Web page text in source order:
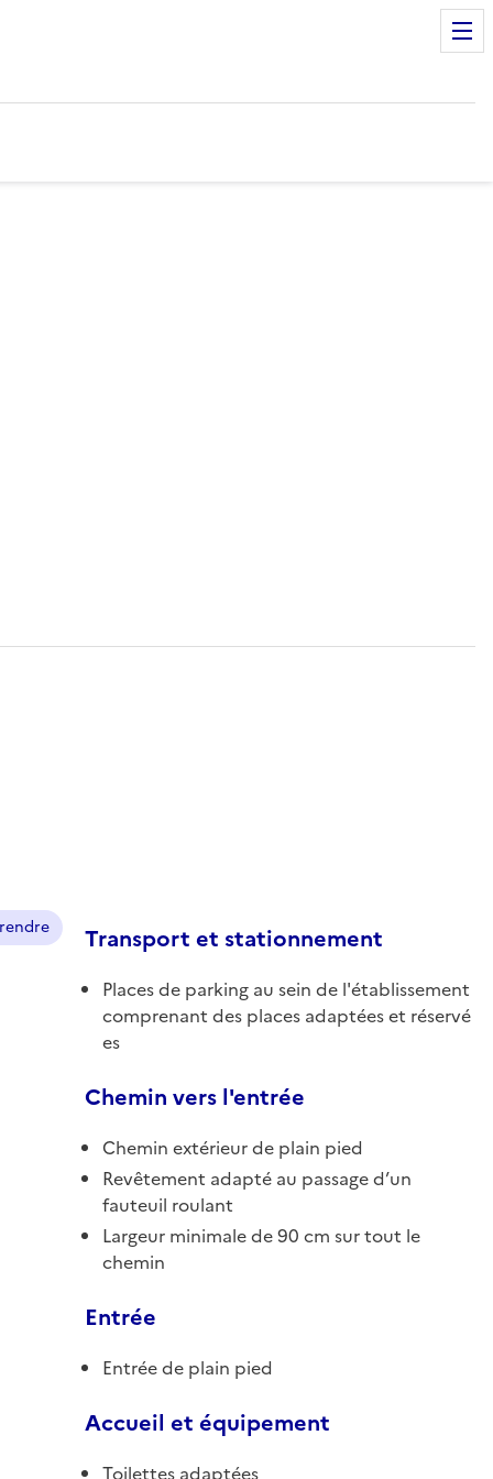
Transport et stationnement
Places de parking au sein de l'établissement
comprenant des places adaptées et réservé
es
Chemin vers l'entrée
Chemin extérieur de plain pied
Revêtement adapté au passage d’un
fauteuil roulant
Largeur minimale de 90 cm sur tout le
chemin
Entrée
Entrée de plain pied
Accueil et équipement
Toilettes adaptées